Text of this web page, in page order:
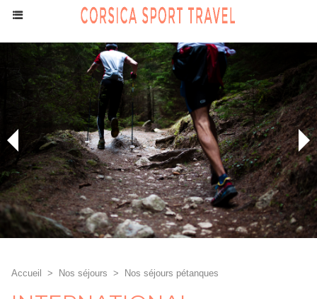
Accueil > Nos séjours > Nos séjours pétanques